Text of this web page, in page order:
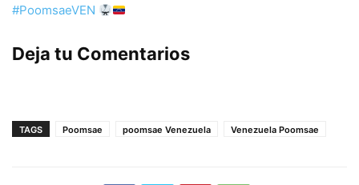
#PoomsaeVEN
Deja tu Comentarios
TAGS Poomsae poomsae Venezuela Venezuela Poomsae